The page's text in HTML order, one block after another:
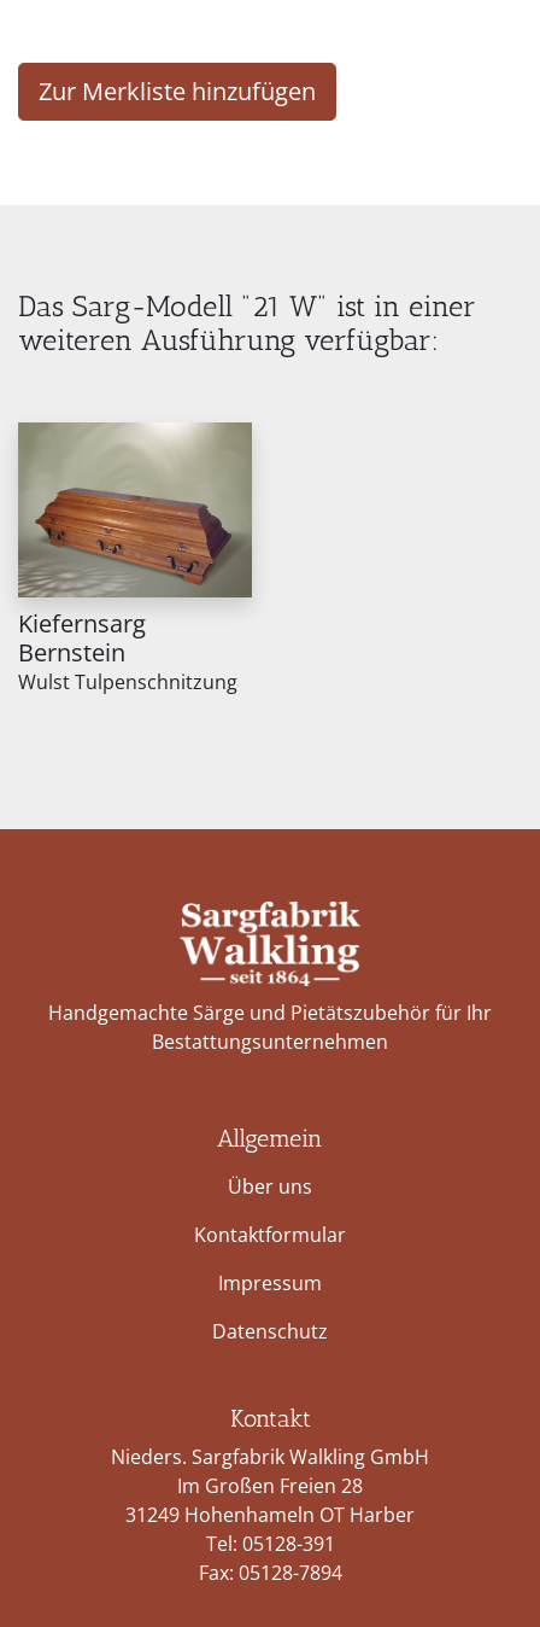
Zur Merkliste hinzufügen
Das Sarg-Modell "21 W" ist in einer
weiteren Ausführung verfügbar:
Kiefernsarg
Bernstein
Wulst Tulpenschnitzung
Handgemachte Särge und Pietätszubehör für Ihr
Bestattungs­unternehmen
Allgemein
Über uns
Kontaktformular
Impressum
Datenschutz
Kontakt
Nieders. Sargfabrik Walkling GmbH
Im Großen Freien 28
31249 Hohenhameln OT Harber
Tel: 05128-391
Fax: 05128-7894